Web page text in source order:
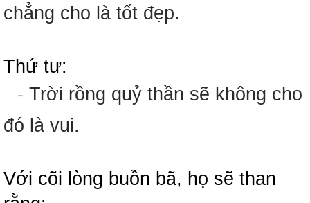
chẳng cho là tốt đẹp.
Thứ tư:
- Trời rồng quỷ thần sẽ không cho
đó là vui.
Với cõi lòng buồn bã, họ sẽ than